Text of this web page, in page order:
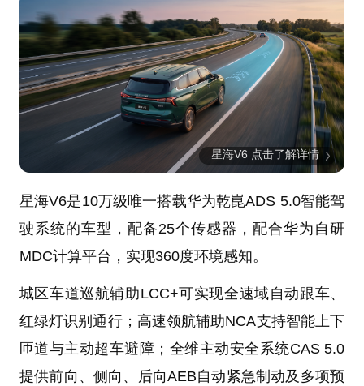
星海V6 点击了解详情
星海V6是10万级唯一搭载华为乾崑ADS 5.0智能驾
驶系统的车型，配备25个传感器，配合华为自研
MDC计算平台，实现360度环境感知。
城区车道巡航辅助LCC+可实现全速域自动跟车、
红绿灯识别通行；高速领航辅助NCA支持智能上下
匝道与主动超车避障；全维主动安全系统CAS 5.0
提供前向、侧向、后向AEB自动紧急制动及多项预